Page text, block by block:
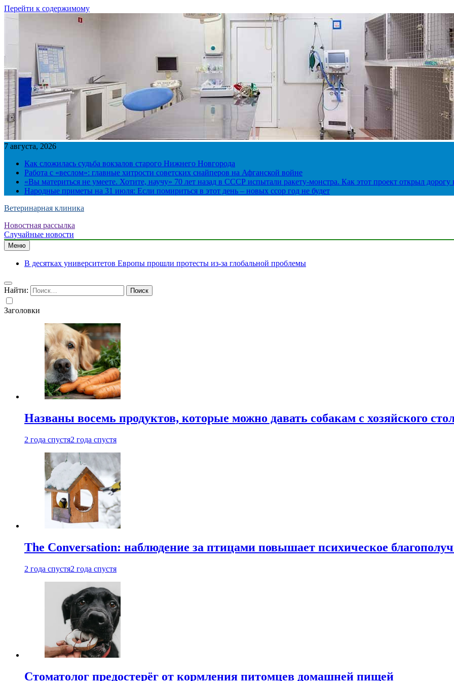
Перейти к содержимому
7 августа, 2026
Как сложилась судьба вокзалов старого Нижнего Новгорода
Работа с «веслом»: главные хитрости советских снайперов на Афганской войне
«Вы материться не умеете. Хотите, научу» 70 лет назад в СССР испытали ракету-монстра. Как этот проект открыл дорогу
Народные приметы на 31 июля: Если помириться в этот день – новых ссор год не будет
Ветеринарная клиника
Новостная рассылка
Случайные новости
Меню
В десятках университетов Европы прошли протесты из-за глобальной проблемы
Найти:
Заголовки
Названы восемь продуктов, которые можно давать собакам с хозяйского
2 года спустя2 года спустя
The Conversation: наблюдение за птицами повышает психическое
2 года спустя2 года спустя
Стоматолог предостерёг от кормления питомцев домашней пищей